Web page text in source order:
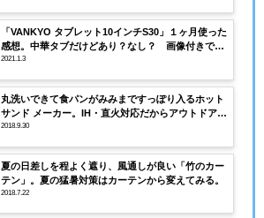
「VANKYO タブレット10インチS30」１ヶ月使った
感想。中華タブだけどあり？なし？ 画像付きで解
説
2021.1.3
丸洗いできて食パンがみみまですっぽり入るホット
サンド メーカー。IH・直火対応だからアウトドアに
も最適！
2018.9.30
夏の日差しを程よく遮り、風通しが良い「竹のカー
テン」。夏の猛暑対策はカーテンから変えてみる。
2018.7.22